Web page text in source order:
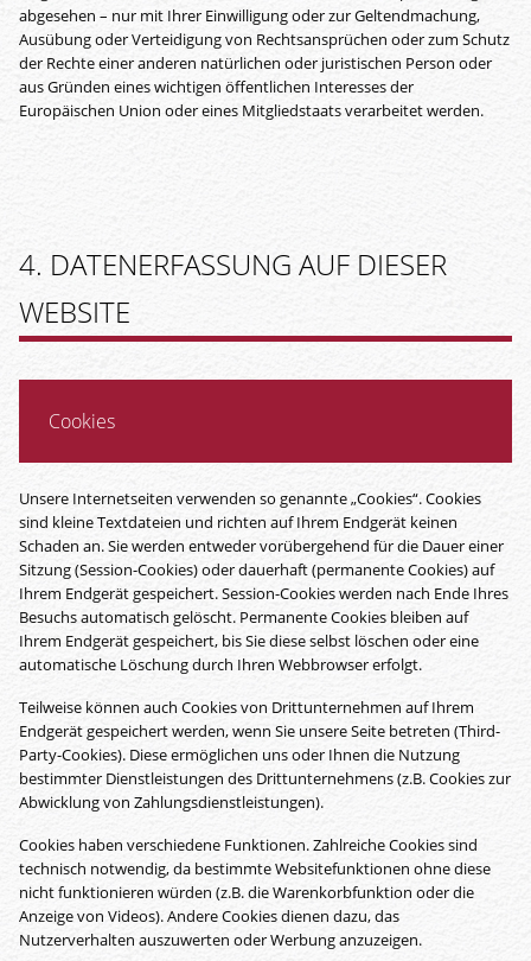
abgesehen – nur mit Ihrer Einwilligung oder zur Geltendmachung,
Ausübung oder Verteidigung von Rechtsansprüchen oder zum Schutz
der Rechte einer anderen natürlichen oder juristischen Person oder
aus Gründen eines wichtigen öffentlichen Interesses der
Europäischen Union oder eines Mitgliedstaats verarbeitet werden.
4. DATENERFASSUNG AUF DIESER
WEBSITE
Cookies
Unsere Internetseiten verwenden so genannte „Cookies“. Cookies
sind kleine Textdateien und richten auf Ihrem Endgerät keinen
Schaden an. Sie werden entweder vorübergehend für die Dauer einer
Sitzung (Session-Cookies) oder dauerhaft (permanente Cookies) auf
Ihrem Endgerät gespeichert. Session-Cookies werden nach Ende Ihres
Besuchs automatisch gelöscht. Permanente Cookies bleiben auf
Ihrem Endgerät gespeichert, bis Sie diese selbst löschen oder eine
automatische Löschung durch Ihren Webbrowser erfolgt.
Teilweise können auch Cookies von Drittunternehmen auf Ihrem
Endgerät gespeichert werden, wenn Sie unsere Seite betreten (Third-
Party-Cookies). Diese ermöglichen uns oder Ihnen die Nutzung
bestimmter Dienstleistungen des Drittunternehmens (z.B. Cookies zur
Abwicklung von Zahlungsdienstleistungen).
Cookies haben verschiedene Funktionen. Zahlreiche Cookies sind
technisch notwendig, da bestimmte Websitefunktionen ohne diese
nicht funktionieren würden (z.B. die Warenkorbfunktion oder die
Anzeige von Videos). Andere Cookies dienen dazu, das
Nutzerverhalten auszuwerten oder Werbung anzuzeigen.